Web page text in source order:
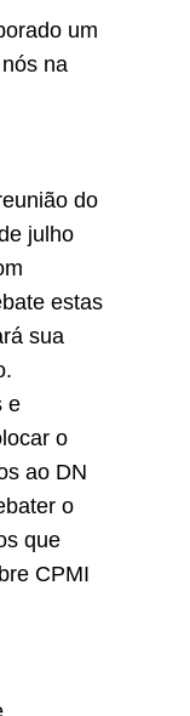
um
na
do
julho
estas
sua
e
o
ao DN
o
que
CPMI